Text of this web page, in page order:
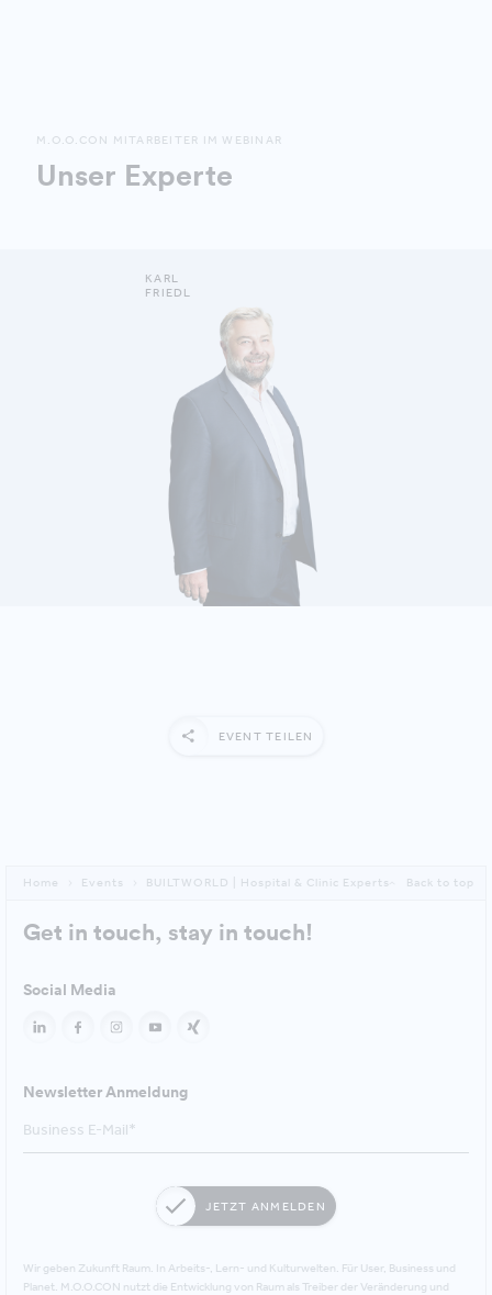
M.O.O.CON MITARBEITER IM WEBINAR
Unser Experte
MEHR ERFAHREN
KARL
FRIEDL
EVENT TEILEN
Home Events BUILTWORLD | Hospital & Clinic Experts Back to top
Get in touch, stay in touch!
Social Media
Newsletter Anmeldung
JETZT ANMELDEN
Wir geben Zukunft Raum. In Arbeits-, Lern- und Kulturwelten. Für User, Business und
Planet. M.O.O.CON nutzt die Entwicklung von Raum als Treiber der Veränderung und